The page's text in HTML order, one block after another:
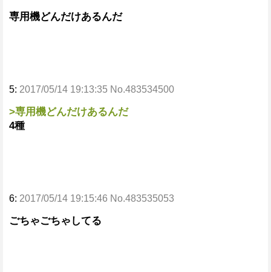
専用機どんだけあるんだ
5: 2017/05/14 19:13:35 No.483534500
>専用機どんだけあるんだ
4種
6: 2017/05/14 19:15:46 No.483535053
ごちゃごちゃしてる